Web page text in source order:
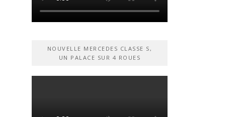
NOUVELLE MERCEDES CLASSE S,
UN PALACE SUR 4 ROUES